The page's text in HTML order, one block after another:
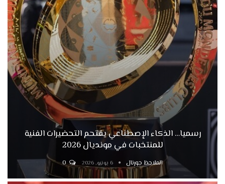
رسميا… الذكاء الإصطناعي يقتحم التحضيرات الفنية
للمنتخبات في مونديال 2026
الملاحظ جورنال 6 يونيو, 2026 0